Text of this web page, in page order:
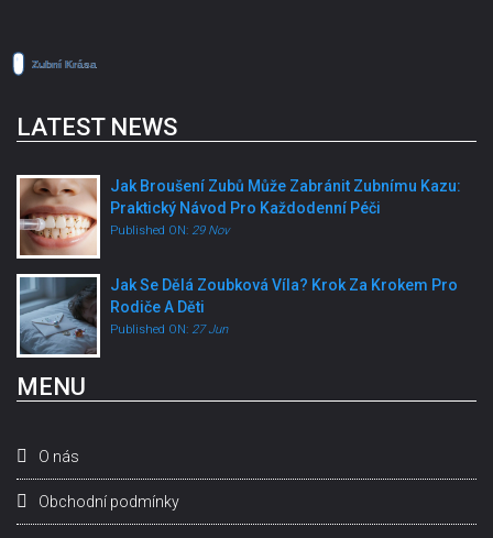
LATEST NEWS
Jak Broušení Zubů Může Zabránit Zubnímu Kazu:
Praktický Návod Pro Každodenní Péči
Published ON: 29 Nov
Jak Se Dělá Zoubková Víla? Krok Za Krokem Pro
Rodiče A Děti
Published ON: 27 Jun
MENU
O nás
Obchodní podmínky